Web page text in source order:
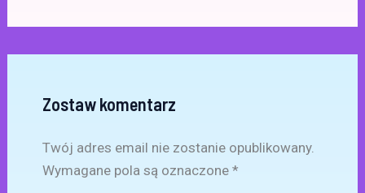
Zostaw komentarz
Twój adres email nie zostanie opublikowany.
Wymagane pola są oznaczone *